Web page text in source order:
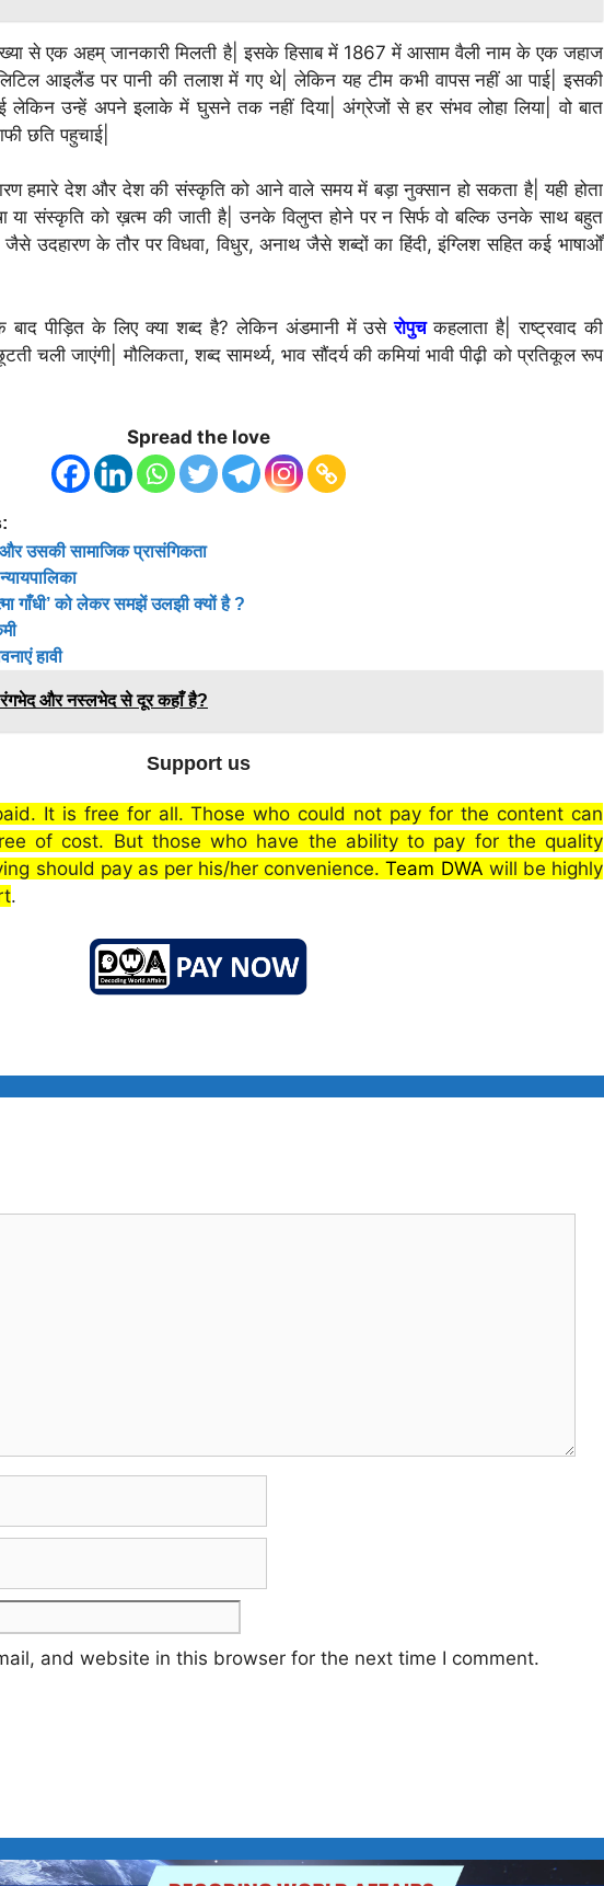
से एक अहम् जानकारी मिलती है| इसके हिसाब में 1867 में आसाम वैली नाम के एक जहाज
आइलैंड पर पानी की तलाश में गए थे| लेकिन यह टीम कभी वापस नहीं आ पाई| इसकी
उन्हें अपने इलाके में घुसने तक नहीं दिया| अंग्रेजों से हर संभव लोहा लिया| वो बात
छति पहुचाई|
हमारे देश और देश की संस्कृति को आने वाले समय में बड़ा नुक्सान हो सकता है| यही होता
या संस्कृति को ख़त्म की जाती है| उनके विलुप्त होने पर न सिर्फ वो बल्कि उनके साथ बहुत
जैसे उदहारण के तौर पर विधवा, विधुर, अनाथ जैसे शब्दों का हिंदी, इंग्लिश सहित कई भाषाओँ
बाद पीड़ित के लिए क्या शब्द है? लेकिन अंडमानी में उसेरोपुच कहलाता है| राष्ट्रवाद की
चली जाएंगी| मौलिकता, शब्द सामर्थ्य, भाव सौंदर्य की कमियां भावी पीढ़ी को प्रतिकूल रूप
Spread the love
उसकी सामाजिक प्रासंगिकता
गाँधी’ को लेकर समझें उलझी क्यों है ?
हावी
और नस्लभेद से दूर कहाँ है?
Support us
It is free for all. Those who could not pay for the content can
of cost. But those who have the ability to pay for the quality
should pay as per his/her convenience.Team DWA will be highly
.
and website in this browser for the next time I comment.